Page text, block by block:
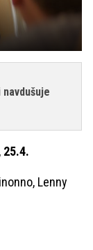
25.4.
Lenny